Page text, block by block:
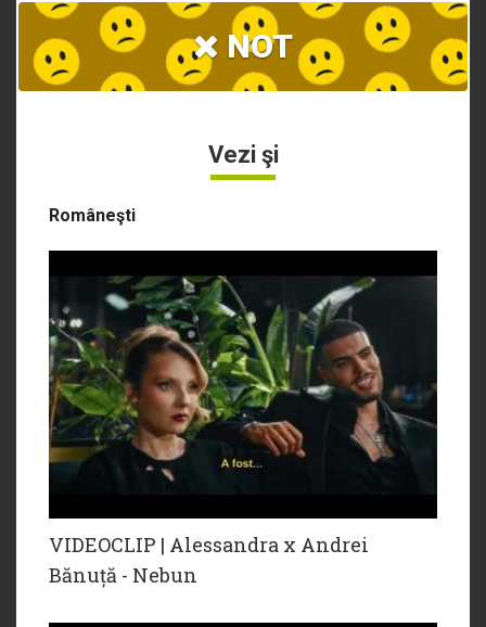
NOT
Vezi şi
Româneşti
VIDEOCLIP | Alessandra x Andrei
Bănuță - Nebun